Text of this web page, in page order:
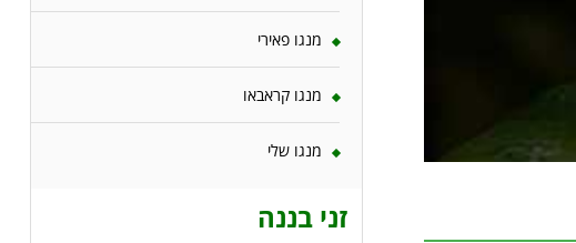
מנגו פאירי
מנגו קראבאו
מנגו שלי
זני בננה